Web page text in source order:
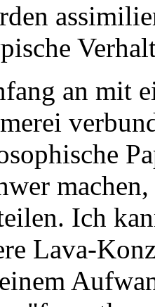
an mit
Ich
Lava-